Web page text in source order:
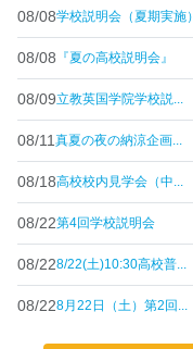
08/08学校説明会（夏期実施）
08/08 『夏の高校説明会』
08/09立教英国学院学校説...
08/11 真夏の夜の納涼企画...
08/18高校校内見学会（中...
08/22第4回学校説明会
08/228/22(土)10:30高校普...
08/228月22日（土）第2回...